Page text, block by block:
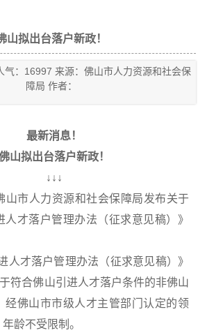
山拟出台落户新政！
气：16997 来源：佛山市人力资源和社会保
障局 作者：
最新消息！
山拟出台落户新政！
↓↓↓
市人力资源和社会保障局发布关于
才落户管理办法（征求意见稿）》
才落户管理办法（征求意见稿）》
符合佛山引进人才落户条件的非佛山
经佛山市市级人才主管部门认定的领
龄不受限制。